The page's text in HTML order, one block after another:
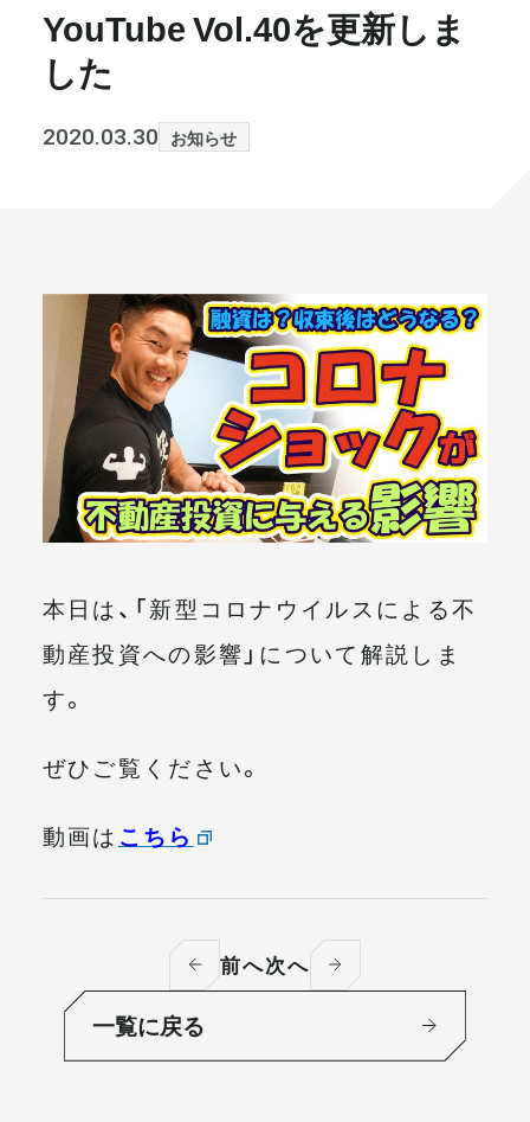
書籍・メディア
セミナー
大和財託の意志
代表メッセージ
お知らせ
まずは無料で相談
YouTube Vol.40を更新しま
した
2020.03.30 お知らせ
本日は、「新型コロナウイルスによる不
動産投資への影響」について解説しま
す。
ぜひご覧ください。
動画は こちら
前へ次へ
一覧に戻る